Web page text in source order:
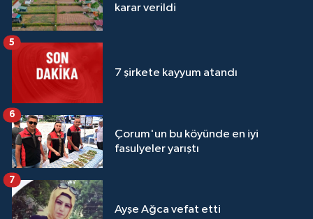
karar verildi
7 şirkete kayyum atandı
5
Çorum'un bu köyünde en iyi
fasulyeler yarıştı
6
Ayşe Ağca vefat etti
7